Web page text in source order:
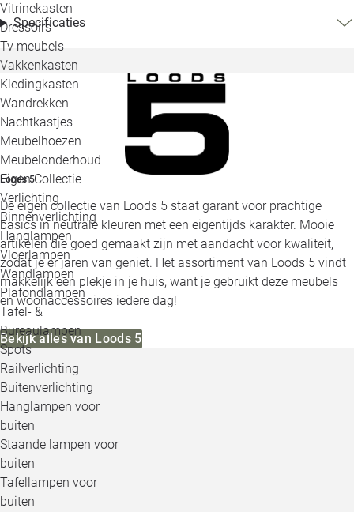
Vitrinekasten
Dressoirs
Tv meubels
Vakkenkasten
Kledingkasten
Wandrekken
Nachtkastjes
Meubelhoezen
Meubelonderhoud
Eigen Collectie
Verlichting
Binnenverlichting
Hanglampen
Vloerlampen
Wandlampen
Plafondlampen
Tafel- &
Bureaulampen
Spots
Railverlichting
Buitenverlichting
Hanglampen voor
buiten
Staande lampen voor
buiten
Tafellampen voor
buiten
Specificaties
Loods 5
De eigen collectie van Loods 5 staat garant voor prachtige
basics in neutrale kleuren met een eigentijds karakter. Mooie
artikelen die goed gemaakt zijn met aandacht voor kwaliteit,
zodat je er jaren van geniet. Het assortiment van Loods 5 vindt
makkelijk een plekje in je huis, want je gebruikt deze meubels
en woonaccessoires iedere dag!
Bekijk alles van Loods 5